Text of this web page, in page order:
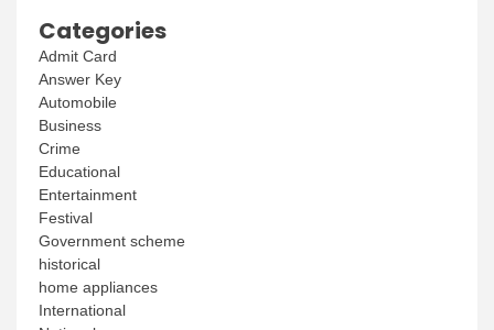
Categories
Admit Card
Answer Key
Automobile
Business
Crime
Educational
Entertainment
Festival
Government scheme
historical
home appliances
International